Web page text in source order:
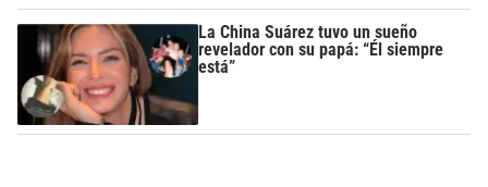
La China Suárez tuvo un sueño
revelador con su papá: “Él siempre
está”